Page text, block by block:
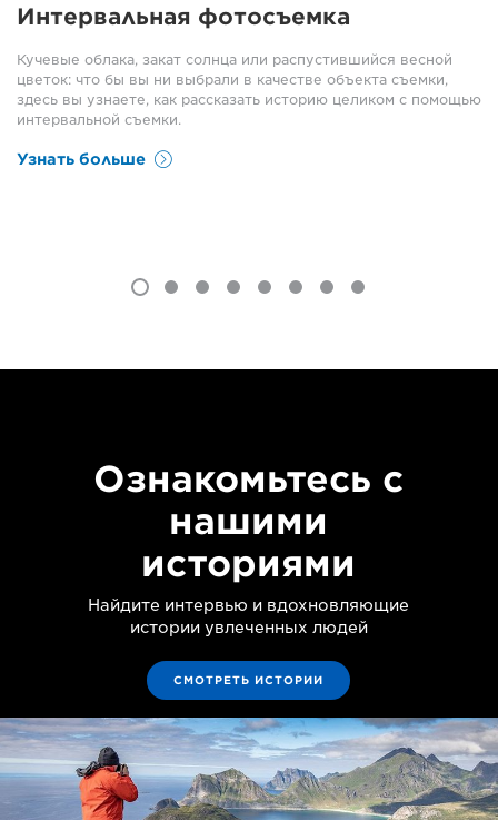
Интервальная фотосъемка
Кучевые облака, закат солнца или распустившийся весной
цветок: что бы вы ни выбрали в качестве объекта съемки,
здесь вы узнаете, как рассказать историю целиком с помощью
интервальной съемки.
Узнать больше
Ознакомьтесь с
нашими
историями
Найдите интервью и вдохновляющие
истории увлеченных людей
СМОТРЕТЬ ИСТОРИИ